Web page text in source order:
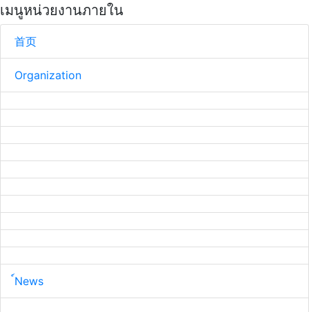
เมนูหน่วยงานภายใน
首页
Organization
์News